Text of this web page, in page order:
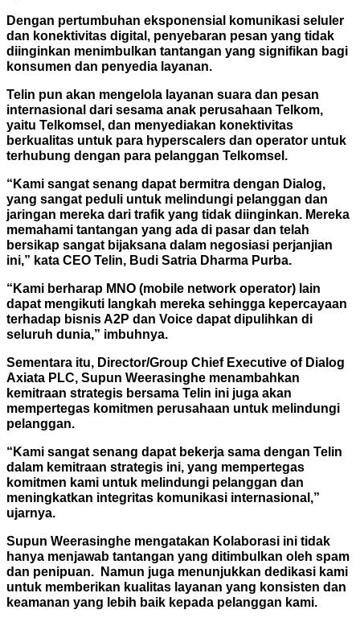
Dengan pertumbuhan eksponensial komunikasi seluler
dan konektivitas digital, penyebaran pesan yang tidak
diinginkan menimbulkan tantangan yang signifikan bagi
konsumen dan penyedia layanan.
Telin pun akan mengelola layanan suara dan pesan
internasional dari sesama anak perusahaan Telkom,
yaitu Telkomsel, dan menyediakan konektivitas
berkualitas untuk para hyperscalers dan operator untuk
terhubung dengan para pelanggan Telkomsel.
“Kami sangat senang dapat bermitra dengan Dialog,
yang sangat peduli untuk melindungi pelanggan dan
jaringan mereka dari trafik yang tidak diinginkan. Mereka
memahami tantangan yang ada di pasar dan telah
bersikap sangat bijaksana dalam negosiasi perjanjian
ini,” kata CEO Telin, Budi Satria Dharma Purba.
“Kami berharap MNO (mobile network operator) lain
dapat mengikuti langkah mereka sehingga kepercayaan
terhadap bisnis A2P dan Voice dapat dipulihkan di
seluruh dunia,” imbuhnya.
Sementara itu, Director/Group Chief Executive of Dialog
Axiata PLC, Supun Weerasinghe menambahkan
kemitraan strategis bersama Telin ini juga akan
mempertegas komitmen perusahaan untuk melindungi
pelanggan.
“Kami sangat senang dapat bekerja sama dengan Telin
dalam kemitraan strategis ini, yang mempertegas
komitmen kami untuk melindungi pelanggan dan
meningkatkan integritas komunikasi internasional,”
ujarnya.
Supun Weerasinghe mengatakan Kolaborasi ini tidak
hanya menjawab tantangan yang ditimbulkan oleh spam
dan penipuan. Namun juga menunjukkan dedikasi kami
untuk memberikan kualitas layanan yang konsisten dan
keamanan yang lebih baik kepada pelanggan kami.